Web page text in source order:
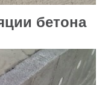
бетона